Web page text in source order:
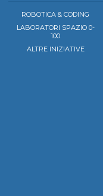
ROBOTICA & CODING
LABORATORI SPAZIO 0-
100
ALTRE INIZIATIVE